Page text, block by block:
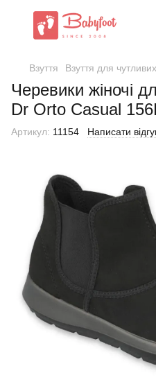
Взуття Взуття для
Черевики жіночі
Dr Orto Casual
Артикул: 11154 Написати